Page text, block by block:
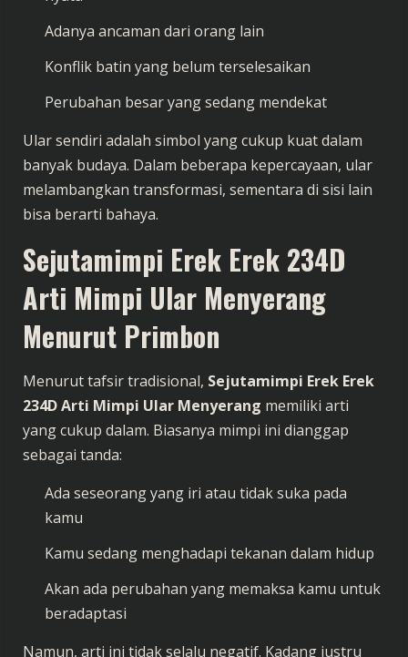
Adanya ancaman dari orang lain
Konflik batin yang belum terselesaikan
Perubahan besar yang sedang mendekat
Ular sendiri adalah simbol yang cukup kuat dalam
banyak budaya. Dalam beberapa kepercayaan, ular
melambangkan transformasi, sementara di sisi lain
bisa berarti bahaya.
Sejutamimpi Erek Erek 234D
Arti Mimpi Ular Menyerang
Menurut Primbon
Menurut tafsir tradisional, Sejutamimpi Erek Erek
234D Arti Mimpi Ular Menyerang memiliki arti
yang cukup dalam. Biasanya mimpi ini dianggap
sebagai tanda:
Ada seseorang yang iri atau tidak suka pada
kamu
Kamu sedang menghadapi tekanan dalam hidup
Akan ada perubahan yang memaksa kamu untuk
beradaptasi
Namun, arti ini tidak selalu negatif. Kadang justru